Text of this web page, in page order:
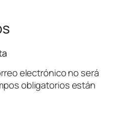
electrónico no será
obligatorios están